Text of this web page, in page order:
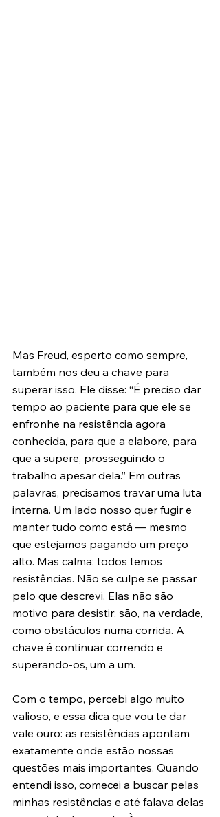
Mas Freud, esperto como sempre,
também nos deu a chave para
superar isso. Ele disse: “É preciso dar
tempo ao paciente para que ele se
enfronhe na resistência agora
conhecida, para que a elabore, para
que a supere, prosseguindo o
trabalho apesar dela.” Em outras
palavras, precisamos travar uma luta
interna. Um lado nosso quer fugir e
manter tudo como está — mesmo
que estejamos pagando um preço
alto. Mas calma: todos temos
resistências. Não se culpe se passar
pelo que descrevi. Elas não são
motivo para desistir; são, na verdade,
como obstáculos numa corrida. A
chave é continuar correndo e
superando-os, um a um.
Com o tempo, percebi algo muito
valioso, e essa dica que vou te dar
vale ouro: as resistências apontam
exatamente onde estão nossas
questões mais importantes. Quando
entendi isso, comecei a buscar pelas
minhas resistências e até falava delas